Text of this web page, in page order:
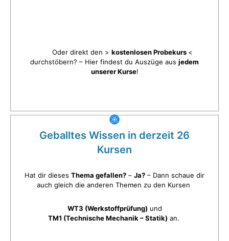
Oder direkt den > kostenlosen Probekurs <
durchstöbern? – Hier findest du Auszüge aus jedem
unserer Kurse!
Geballtes Wissen in derzeit 26
Kursen
Hat dir dieses Thema gefallen? – Ja? – Dann schaue dir
auch gleich die anderen Themen zu den Kursen
WT3 (Werkstoffprüfung) und
TM1 (Technische Mechanik – Statik) an.